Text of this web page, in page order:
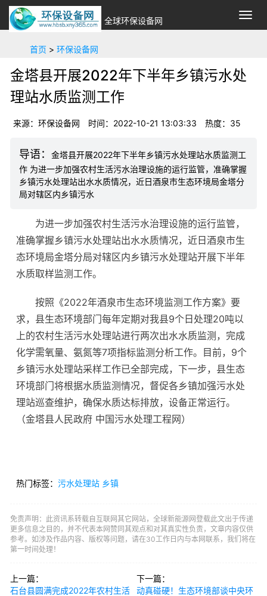
切
换
全球环保设备网
首页 > 环保设备网
金塔县开展2022年下半年乡镇污水处
理站水质监测工作
来源：环保设备网 时间：2022-10-21 13:03:33 热度：35
金塔县开展2022年下半年乡镇污水处理站水质监测工
作 为进一步加强农村生活污水治理设施的运行监管，准确掌握
乡镇污水处理站出水水质情况，近日酒泉市生态环境局金塔分
局对辖区内乡镇污水
为进一步加强农村生活污水治理设施的运行监管，
准确掌握乡镇污水处理站出水水质情况，近日酒泉市生
态环境局金塔分局对辖区内乡镇污水处理站开展下半年
水质取样监测工作。
按照《2022年酒泉市生态环境监测工作方案》要
求，县生态环境部门每年定期对我县9个日处理20吨以
上的农村生活污水处理站进行两次出水水质监测，完成
化学需氧量、氨氮等7项指标监测分析工作。目前，9个
乡镇污水处理站采样工作已全部完成，下一步，县生态
环境部门将根据水质监测情况，督促各乡镇加强污水处
理站巡查维护，确保水质达标排放，设备正常运行。
（金塔县人民政府 中国污水处理工程网）
热门标签： 污水处理站 乡镇
免责声明：此资讯系转载自互联网其它网站，全球新能源网登载此文出于传递
更多信息之目的，并不代表本网赞同其观点和对其真实性负责，文章内容仅供
参考。如涉及作品内容、版权等问题，请在30工作日内与本网联系，我们将在
第一时间处理！
上一篇：
石台县圆满完成2022年农村生活
下一篇：
动真碰硬！生态环境部谈中央环